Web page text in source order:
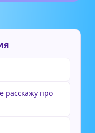
расскажу про